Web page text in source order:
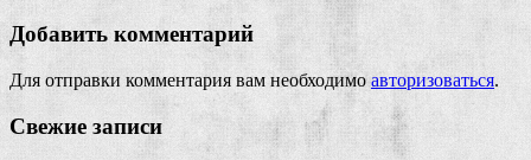
Добавить комментарий
Для отправки комментария вам необходимоавторизоваться.
Свежие записи